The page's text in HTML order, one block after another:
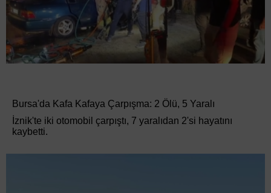
Bursa'da Kafa Kafaya Çarpışma: 2 Ölü, 5 Yaralı
İznik'te iki otomobil çarpıştı, 7 yaralıdan 2'si hayatını
kaybetti.